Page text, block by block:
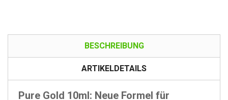
BESCHREIBUNG
ARTIKELDETAILS
Pure Gold 10ml: Neue Formel für